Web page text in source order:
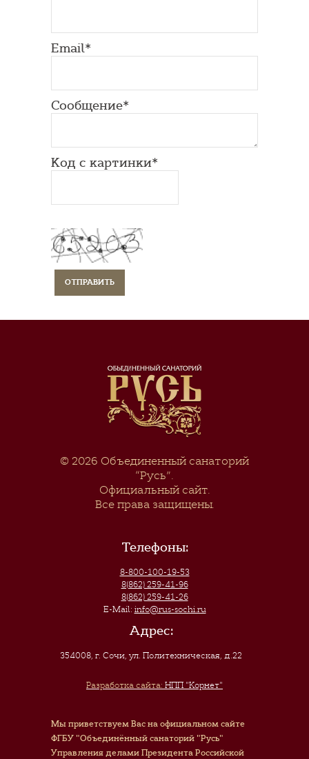
Email*
Сообщение*
Код с картинки*
© 2026 Объединенный санаторий
“Русь”.
Официальный сайт.
Все права защищены.
Телефоны:
8-800-100-19-53
8(862) 259-41-96
8(862) 259-41-26
E-Mail: info@rus-sochi.ru
Адрес:
354008, г. Сочи,ул. Политехническая, д.22
Разработка сайта: НПП "Корнет"
Мы приветствуем Вас на официальном сайте
ФГБУ "Объединённый санаторий "Русь"
Управления делами Президента Российской